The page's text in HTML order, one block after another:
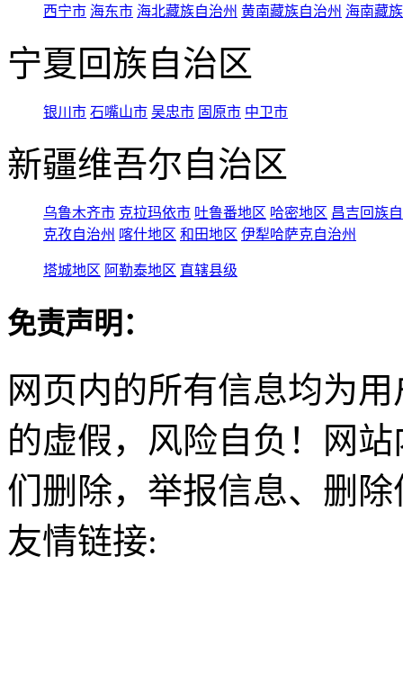
西宁市 海东市 海北藏族自治州 黄南藏族自治州 海南藏
宁夏回族自治区
银川市 石嘴山市 吴忠市 固原市 中卫市
新疆维吾尔自治区
乌鲁木齐市 克拉玛依市 吐鲁番地区 哈密地区 昌吉回族
克孜自治州 喀什地区 和田地区 伊犁哈萨克自治州
塔城地区 阿勒泰地区 直辖县级
免责声明：
网页内的所有信息均为
的虚假，风险自负！网
们删除，举报信息、删
友情链接: